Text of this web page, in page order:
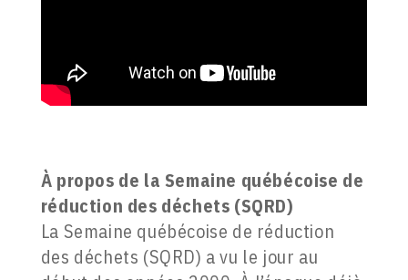
À propos de la Semaine québécoise de
réduction des déchets (SQRD)
La Semaine québécoise de réduction
des déchets (SQRD) a vu le jour au